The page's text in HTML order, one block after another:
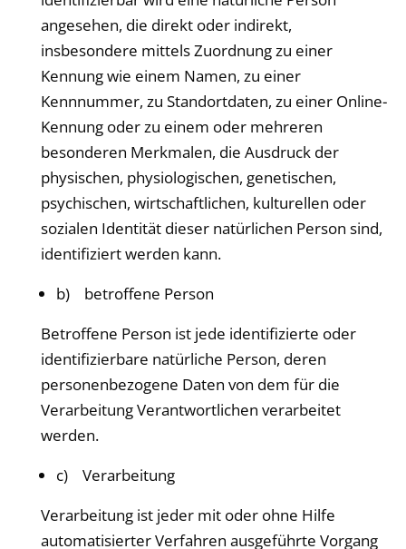
angesehen, die direkt oder indirekt,
insbesondere mittels Zuordnung zu einer
Kennung wie einem Namen, zu einer
Kennnummer, zu Standortdaten, zu einer Online-
Kennung oder zu einem oder mehreren
besonderen Merkmalen, die Ausdruck der
physischen, physiologischen, genetischen,
psychischen, wirtschaftlichen, kulturellen oder
sozialen Identität dieser natürlichen Person sind,
identifiziert werden kann.
b) betroffene Person
Betroffene Person ist jede identifizierte oder
identifizierbare natürliche Person, deren
personenbezogene Daten von dem für die
Verarbeitung Verantwortlichen verarbeitet
werden.
c) Verarbeitung
Verarbeitung ist jeder mit oder ohne Hilfe
automatisierter Verfahren ausgeführte Vorgang